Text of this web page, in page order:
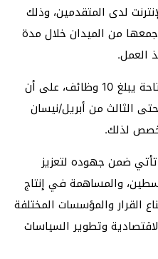
لدى المتقدمين، وذلك
جمعها من الميدان خلال مدة
وبيّن المركز أن عدد الشواغر المتاحة يبلغ 10 وظائف، على أن
الثالث من أبريل/نيسان
ضمن جهوده لتعزيز
والمساهمة في إنتاج
القرار والمؤسسات المختلفة
وتطوير السياسات